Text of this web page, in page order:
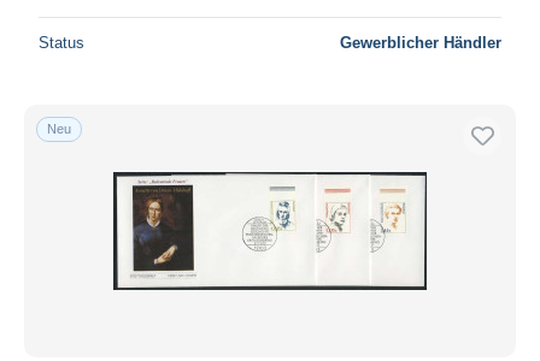
Status Gewerblicher Händler
Neu